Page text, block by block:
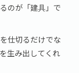
のが「建具」で
仕切るだけでな
生み出してくれ